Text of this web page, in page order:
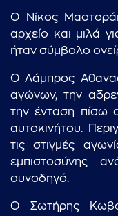
Ο Νίκος
αρχείο και μιλά
ήταν σύμβολο
Ο Λάμπρος
αγώνων, την
την ένταση πίσω
αυτοκινήτου.
τις στιγμές
εμπιστοσύνης
συνοδηγό.
Ο Σωτήρης